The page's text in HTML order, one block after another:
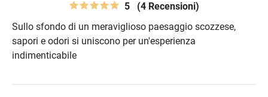
5 (4 Recensioni)
Sullo sfondo di un meraviglioso paesaggio scozzese,
sapori e odori si uniscono per un'esperienza
indimenticabile